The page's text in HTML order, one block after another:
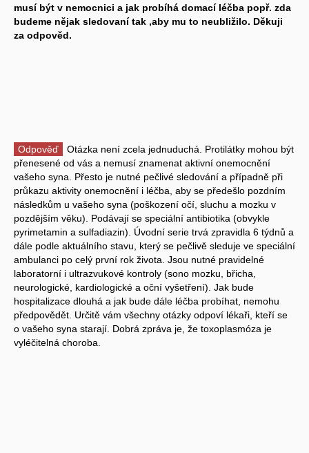
musí být v nemocnici a jak probíhá domací léčba popř. zda
budeme nějak sledovaní tak ,aby mu to neubližilo. Děkuji
za odpověd.
Odpověď
Otázka není zcela jednuduchá. Protilátky mohou být
přenesené od vás a nemusí znamenat aktivní onemocnění
vašeho syna. Přesto je nutné pečlivé sledování a případně při
průkazu aktivity onemocnění i léčba, aby se předešlo pozdním
následkům u vašeho syna (poškození očí, sluchu a mozku v
pozdějším věku). Podávají se speciální antibiotika (obvykle
pyrimetamin a sulfadiazin). Úvodní serie trvá zpravidla 6 týdnů a
dále podle aktuálního stavu, který se pečlivě sleduje ve speciální
ambulanci po celý první rok života. Jsou nutné pravidelné
laboratorní i ultrazvukové kontroly (sono mozku, břicha,
neurologické, kardiologické a oční vyšetření). Jak bude
hospitalizace dlouhá a jak bude dále léčba probíhat, nemohu
předpovědět. Určitě vám všechny otázky odpoví lékaři, kteří se
o vašeho syna starají. Dobrá zpráva je, že toxoplasmóza je
vyléčitelná choroba.